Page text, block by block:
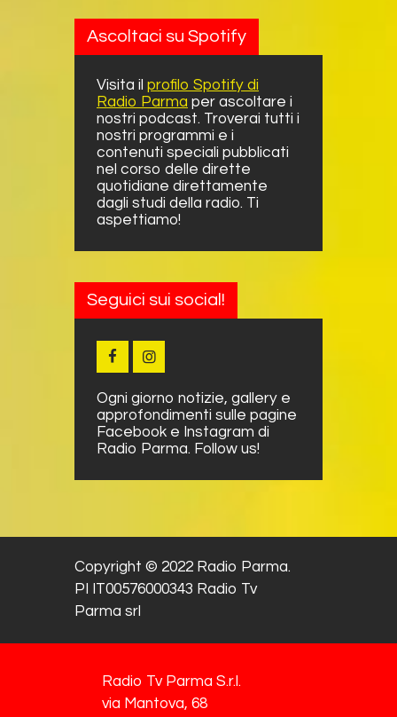
Ascoltaci su Spotify
Visita il profilo Spotify di
Radio Parma per ascoltare i
nostri podcast. Troverai tutti i
nostri programmi e i
contenuti speciali pubblicati
nel corso delle dirette
quotidiane direttamente
dagli studi della radio. Ti
aspettiamo!
Seguici sui social!
Ogni giorno notizie, gallery e
approfondimenti sulle pagine
Facebook e Instagram di
Radio Parma. Follow us!
Copyright © 2022 Radio Parma.
PI IT00576000343 Radio Tv
Parma srl
Radio Tv Parma S.r.l.
via Mantova, 68